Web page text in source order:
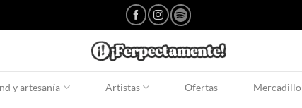
y artesanía Artistas Ofertas Mercadillo